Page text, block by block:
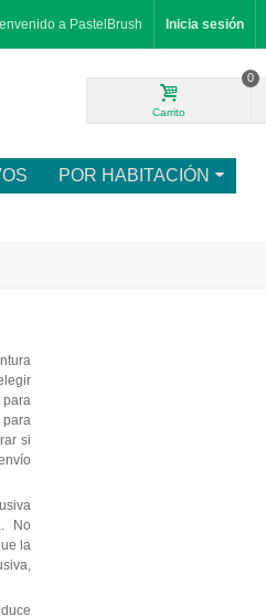
a PastelBrush Inicia sesión
Carrito
0
POR HABITACIÓN
si
No
la